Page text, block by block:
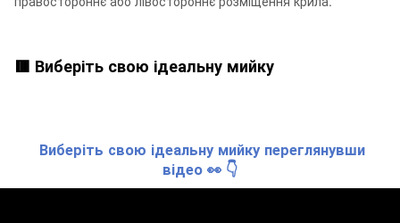
🟥 Виберіть свою ідеальну мийку
Виберіть свою ідеальну мийку переглянувши
відео 👀 👇